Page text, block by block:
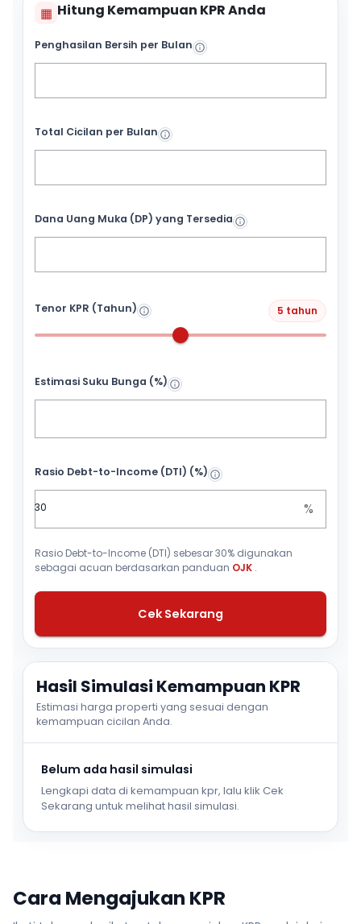
▦ Hitung Kemampuan KPR Anda
Penghasilan Bersih per Bulan
Total Cicilan per Bulan
Dana Uang Muka (DP) yang Tersedia
Tenor KPR (Tahun) 5 tahun
Estimasi Suku Bunga (%)
Rasio Debt-to-Income (DTI) (%)
%
Rasio Debt-to-Income (DTI) sebesar 30% digunakan
sebagai acuan berdasarkan panduan OJK .
Cek Sekarang
Hasil Simulasi Kemampuan KPR
Estimasi harga properti yang sesuai dengan
kemampuan cicilan Anda.
Belum ada hasil simulasi
Lengkapi data di kemampuan kpr, lalu klik Cek
Sekarang untuk melihat hasil simulasi.
Cara Mengajukan KPR